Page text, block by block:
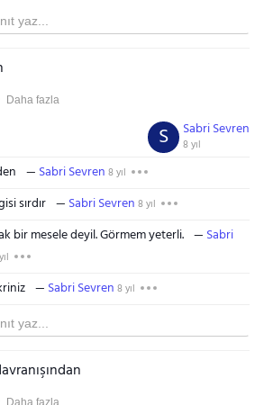
Daha fazla
Sabri Sevren
8 yıl
S
Sabri Sevren 8 yıl
sırdır Sabri Sevren 8 yıl
bir mesele deyil. Görmem yeterli.
Sabri
Sabri Sevren 8 yıl
Daha fazla